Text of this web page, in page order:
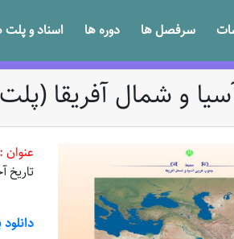
سرفصل ها دوره ها اسناد و پلت
و شمال آفریقا
عنوان :
تاریخ